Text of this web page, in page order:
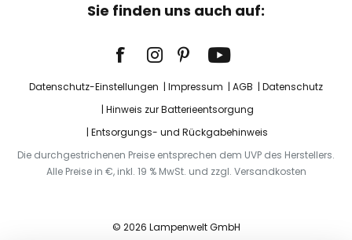
Sie finden uns auch auf:
Datenschutz-Einstellungen Impressum AGB
Datenschutz
Hinweis zur Batterieentsorgung
Entsorgungs- und Rückgabehinweis
Die durchgestrichenen Preise entsprechen dem UVP des Herstellers.
Alle Preise in €, inkl. 19 % MwSt. und zzgl. Versandkosten
© 2026 Lampenwelt GmbH